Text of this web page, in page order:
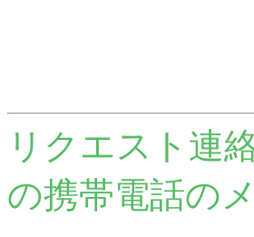
リクエスト連
の携帯電話の